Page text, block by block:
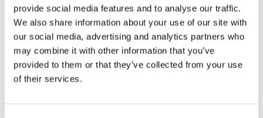
provide social media features and to analyse our traffic.
We also share information about your use of our site with
our social media, advertising and analytics partners who
may combine it with other information that you’ve
provided to them or that they’ve collected from your use
of their services.